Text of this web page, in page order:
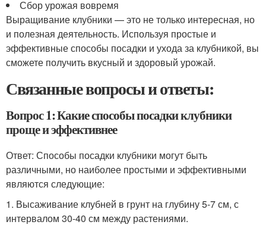
Сбор урожая вовремя
Выращивание клубники — это не только интересная, но
и полезная деятельность. Используя простые и
эффективные способы посадки и ухода за клубникой, вы
сможете получить вкусный и здоровый урожай.
Связанные вопросы и ответы:
Вопрос 1: Какие способы посадки клубники
проще и эффективнее
Ответ: Способы посадки клубники могут быть
различными, но наиболее простыми и эффективными
являются следующие:
1. Высаживание клубней в грунт на глубину 5-7 см, с
интервалом 30-40 см между растениями.